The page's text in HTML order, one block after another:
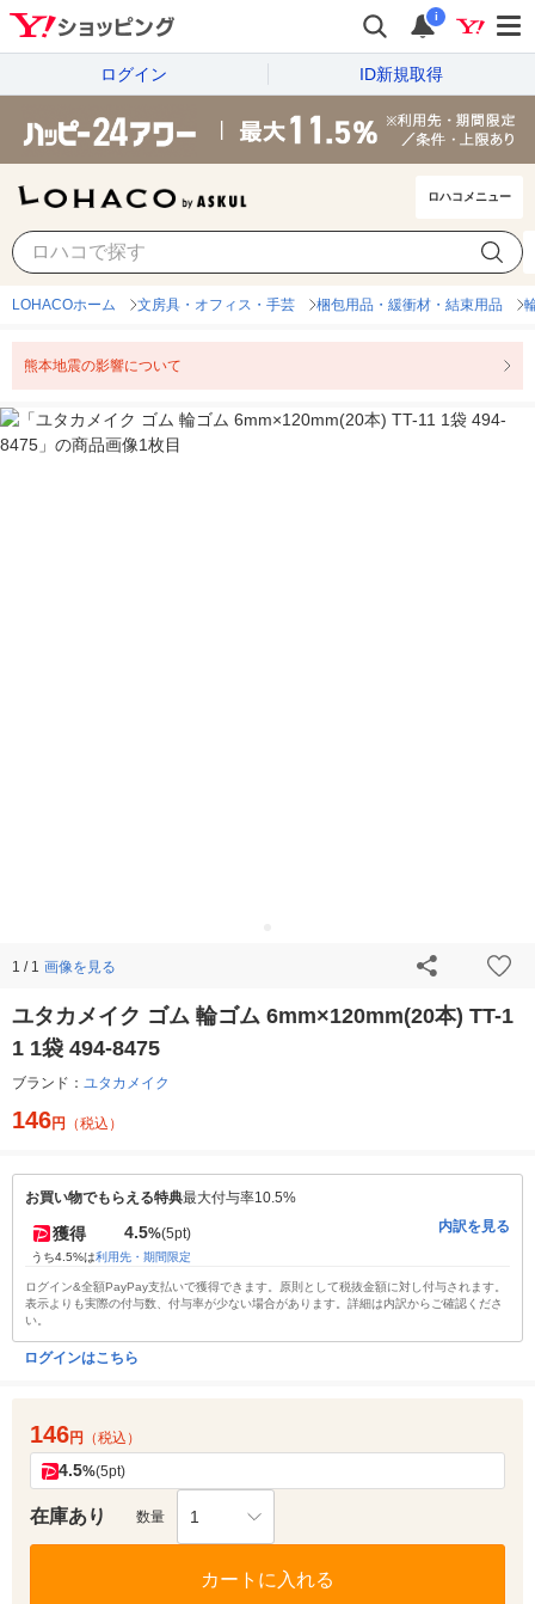
i
ログイン ID新規取得
ロハコメニュー
LOHACOホーム 文房具・オフィス・手芸 梱包用品・緩衝材・結束用品
熊本地震の影響について
1 / 1 画像を見る
ユタカメイク ゴム 輪ゴム 6mm×120mm(20本) TT-1
1 1袋 494-8475
ブランド： ユタカメイク
146円 （税込）
お買い物でもらえる特典最大付与率10.5%
獲得 4.5%(5pt)
うち4.5%は利用先・期間限定
内訳を見る
ログイン&全額PayPay支払いで獲得できます。原則として税抜金額に対し付与されます。
表示よりも実際の付与数、付与率が少ない場合があります。詳細は内訳からご確認くださ
い。
ログインはこちら
146円 （税込）
4.5%(5pt)
在庫あり 数量 1
カートに入れる